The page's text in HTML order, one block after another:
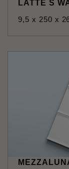
LATTE S
9,5 x 250 x